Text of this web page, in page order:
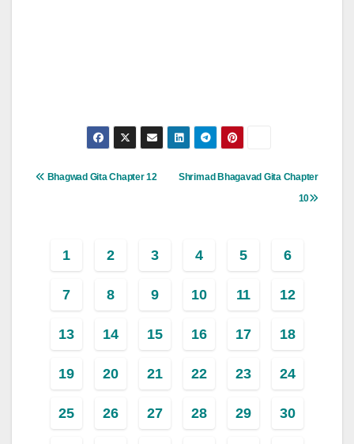
Post
Navigation
Shrimad Bhagavad Gita Chapter
10
Bhagwad Gita Chapter 12
1 2 3 4 5 6
7 8 9 10 11 12
13 14 15 16 17 18
19 20 21 22 23 24
25 26 27 28 29 30